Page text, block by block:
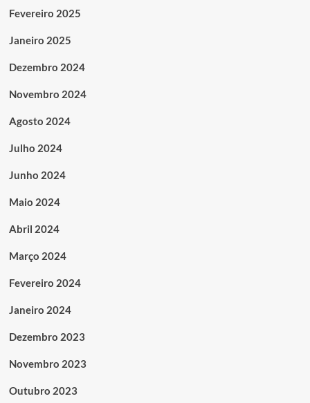
Fevereiro 2025
Janeiro 2025
Dezembro 2024
Novembro 2024
Agosto 2024
Julho 2024
Junho 2024
Maio 2024
Abril 2024
Março 2024
Fevereiro 2024
Janeiro 2024
Dezembro 2023
Novembro 2023
Outubro 2023